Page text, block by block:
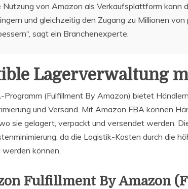
Nutzung von Amazon als Verkaufsplattform kann
und gleichzeitig den Zugang zu Millionen
sagt ein Branchenexperte.
Lagerverwaltung
Programm (Fulfillment By Amazon) bietet
und Versand. Mit Amazon FBA können
sie gelagert, verpackt und versendet werden.
da die Logistik-Kosten durch die
können.
Fulfillment By Amazon